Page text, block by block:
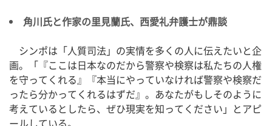
角川氏と作家の里見蘭氏、西愛礼弁護士が鼎談
シンポは「人質司法」の実情を多くの人に伝えたいと企
画。「『ここは日本なのだから警察や検察は私たちの人権
を守ってくれる』『本当にやっていなければ警察や検察だ
ったら分かってくれるはずだ』。あなたがもしそのように
考えているとしたら、ぜひ現実を知ってください」とアピ
ールしている。